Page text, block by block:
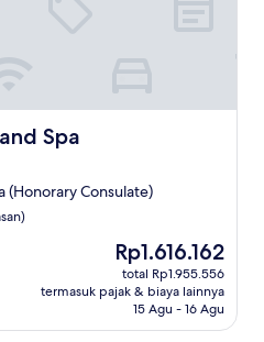
Spa
(Honorary Consulate)
Harga
sekarang
Rp1.616.162
Rp1.616.162
total Rp1.955.556
termasuk pajak & biaya lainnya
15 Agu - 16 Agu